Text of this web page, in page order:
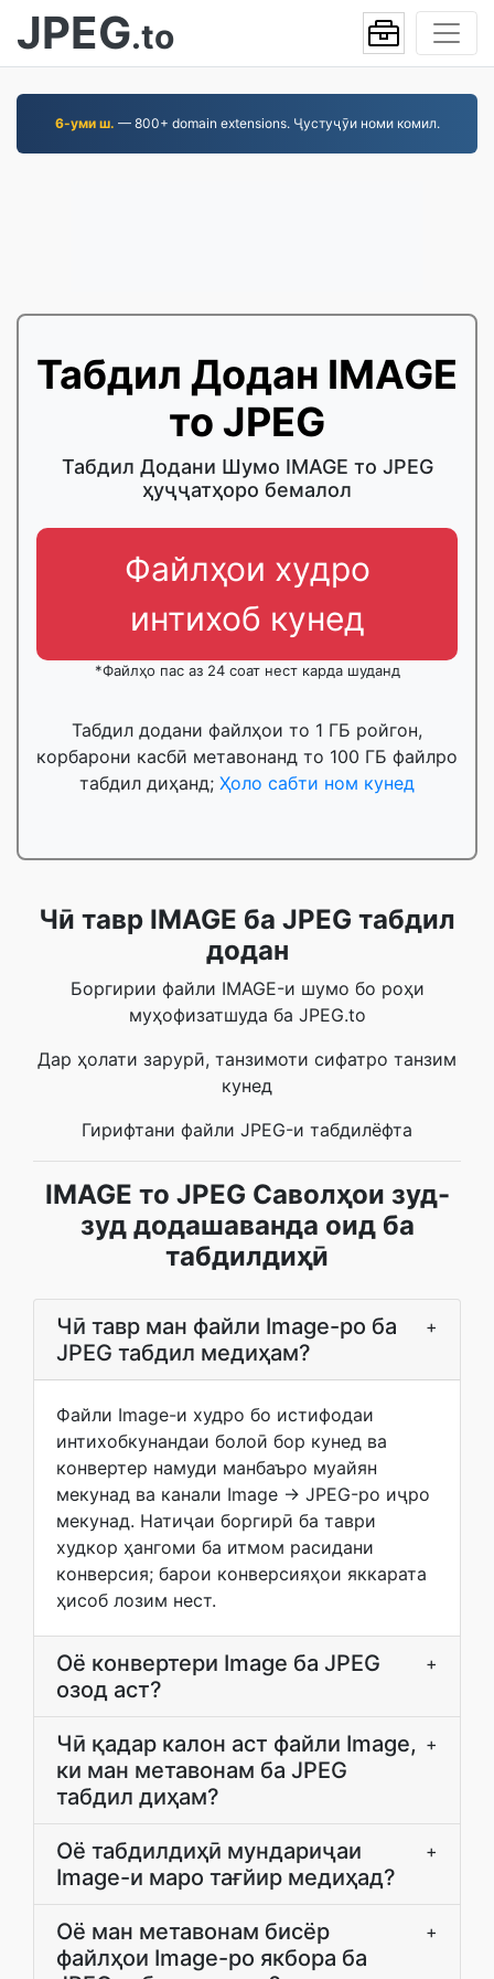
JPEG.to
6-уми ш. — 800+ domain extensions. Ҷустуҷӯи номи комил.
Табдил Додан IMAGE
то JPEG
Табдил Додани Шумо IMAGE то JPEG
ҳуҷҷатҳоро бемалол
Файлҳои худро
интихоб кунед
*Файлҳо пас аз 24 соат нест карда шуданд
Табдил додани файлҳои то 1 ГБ ройгон,
корбарони касбӣ метавонанд то 100 ГБ файлро
табдил диҳанд; Ҳоло сабти ном кунед
Чӣ тавр IMAGE ба JPEG табдил
додан
Боргирии файли IMAGE-и шумо бо роҳи
муҳофизатшуда ба JPEG.to
Дар ҳолати зарурӣ, танзимоти сифатро танзим
кунед
Гирифтани файли JPEG-и табдилёфта
IMAGE то JPEG Саволҳои зуд-
зуд додашаванда оид ба
табдилдиҳӣ
Чӣ тавр ман файли Image-ро ба
JPEG табдил медиҳам?
+
Файли Image-и худро бо истифодаи
интихобкунандаи болоӣ бор кунед ва
конвертер намуди манбаъро муайян
мекунад ва канали Image → JPEG-ро иҷро
мекунад. Натиҷаи боргирӣ ба таври
худкор ҳангоми ба итмом расидани
конверсия; барои конверсияҳои яккарата
ҳисоб лозим нест.
Оё конвертери Image ба JPEG
озод аст?
+
Чӣ қадар калон аст файли Image,
ки ман метавонам ба JPEG
табдил диҳам?
+
Оё табдилдиҳӣ мундариҷаи
Image-и маро тағйир медиҳад?
+
Оё ман метавонам бисёр
файлҳои Image-ро якбора ба
+